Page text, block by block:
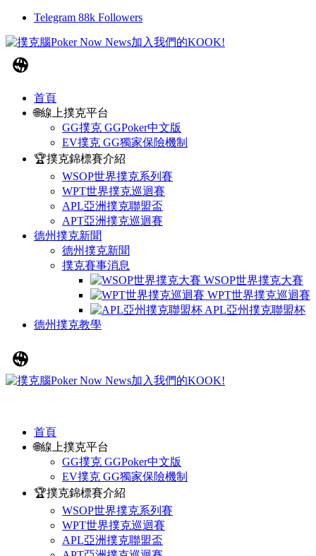
Telegram 88k Followers
首頁
🌐線上撲克平台
GG撲克 GGPoker中文版
EV撲克 GG獨家保險機制
🏆撲克錦標賽介紹
WSOP世界撲克系列賽
WPT世界撲克巡迴賽
APL亞洲撲克聯盟盃
APT亞洲撲克巡迴賽
德州撲克新聞
德州撲克新聞
撲克賽事消息
WSOP世界撲克大賽
WPT世界撲克巡迴賽
APL亞州撲克聯盟杯
德州撲克教學
首頁
🌐線上撲克平台
GG撲克 GGPoker中文版
EV撲克 GG獨家保險機制
🏆撲克錦標賽介紹
WSOP世界撲克系列賽
WPT世界撲克巡迴賽
APL亞洲撲克聯盟盃